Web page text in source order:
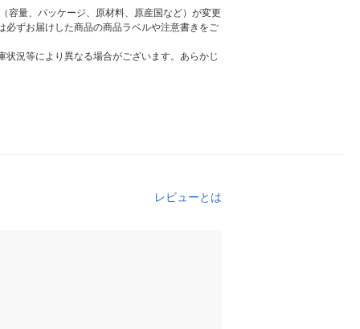
容量、パッケージ、原材料、原産国など）が変更
ずお届けした商品の商品ラベルや注意書きをご
況等により異なる場合がございます。あらかじ
レビューとは